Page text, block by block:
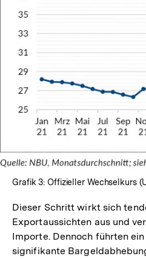
Grafik 3: Offizieller Wechselkurs
Dieser Schritt wirkt sich
Exportaussichten aus und
Importe. Dennoch führten
signifikante